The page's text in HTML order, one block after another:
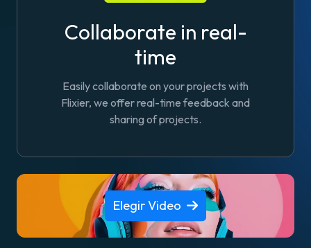
Collaborate in real-
time
Easily collaborate on your projects with
Flixier, we offer real-time feedback and
sharing of projects.
Elegir Video